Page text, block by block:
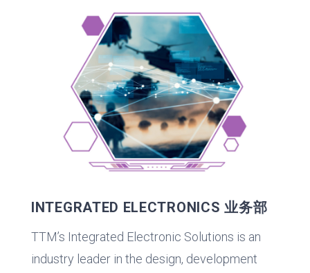
INTEGRATED ELECTRONICS 业务部
TTM’s Integrated Electronic Solutions is an
industry leader in the design, development